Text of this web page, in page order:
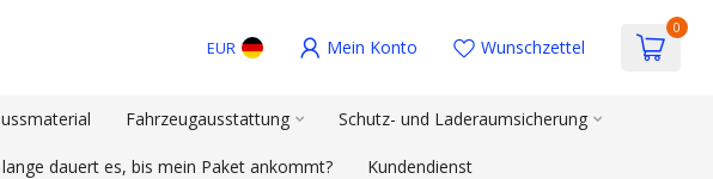
EUR Mein Konto Wunschzettel
0
Fahrzeugausstattung Schutz- und Laderaumsicherung
dauert es, bis mein Paket ankommt? Kundendienst